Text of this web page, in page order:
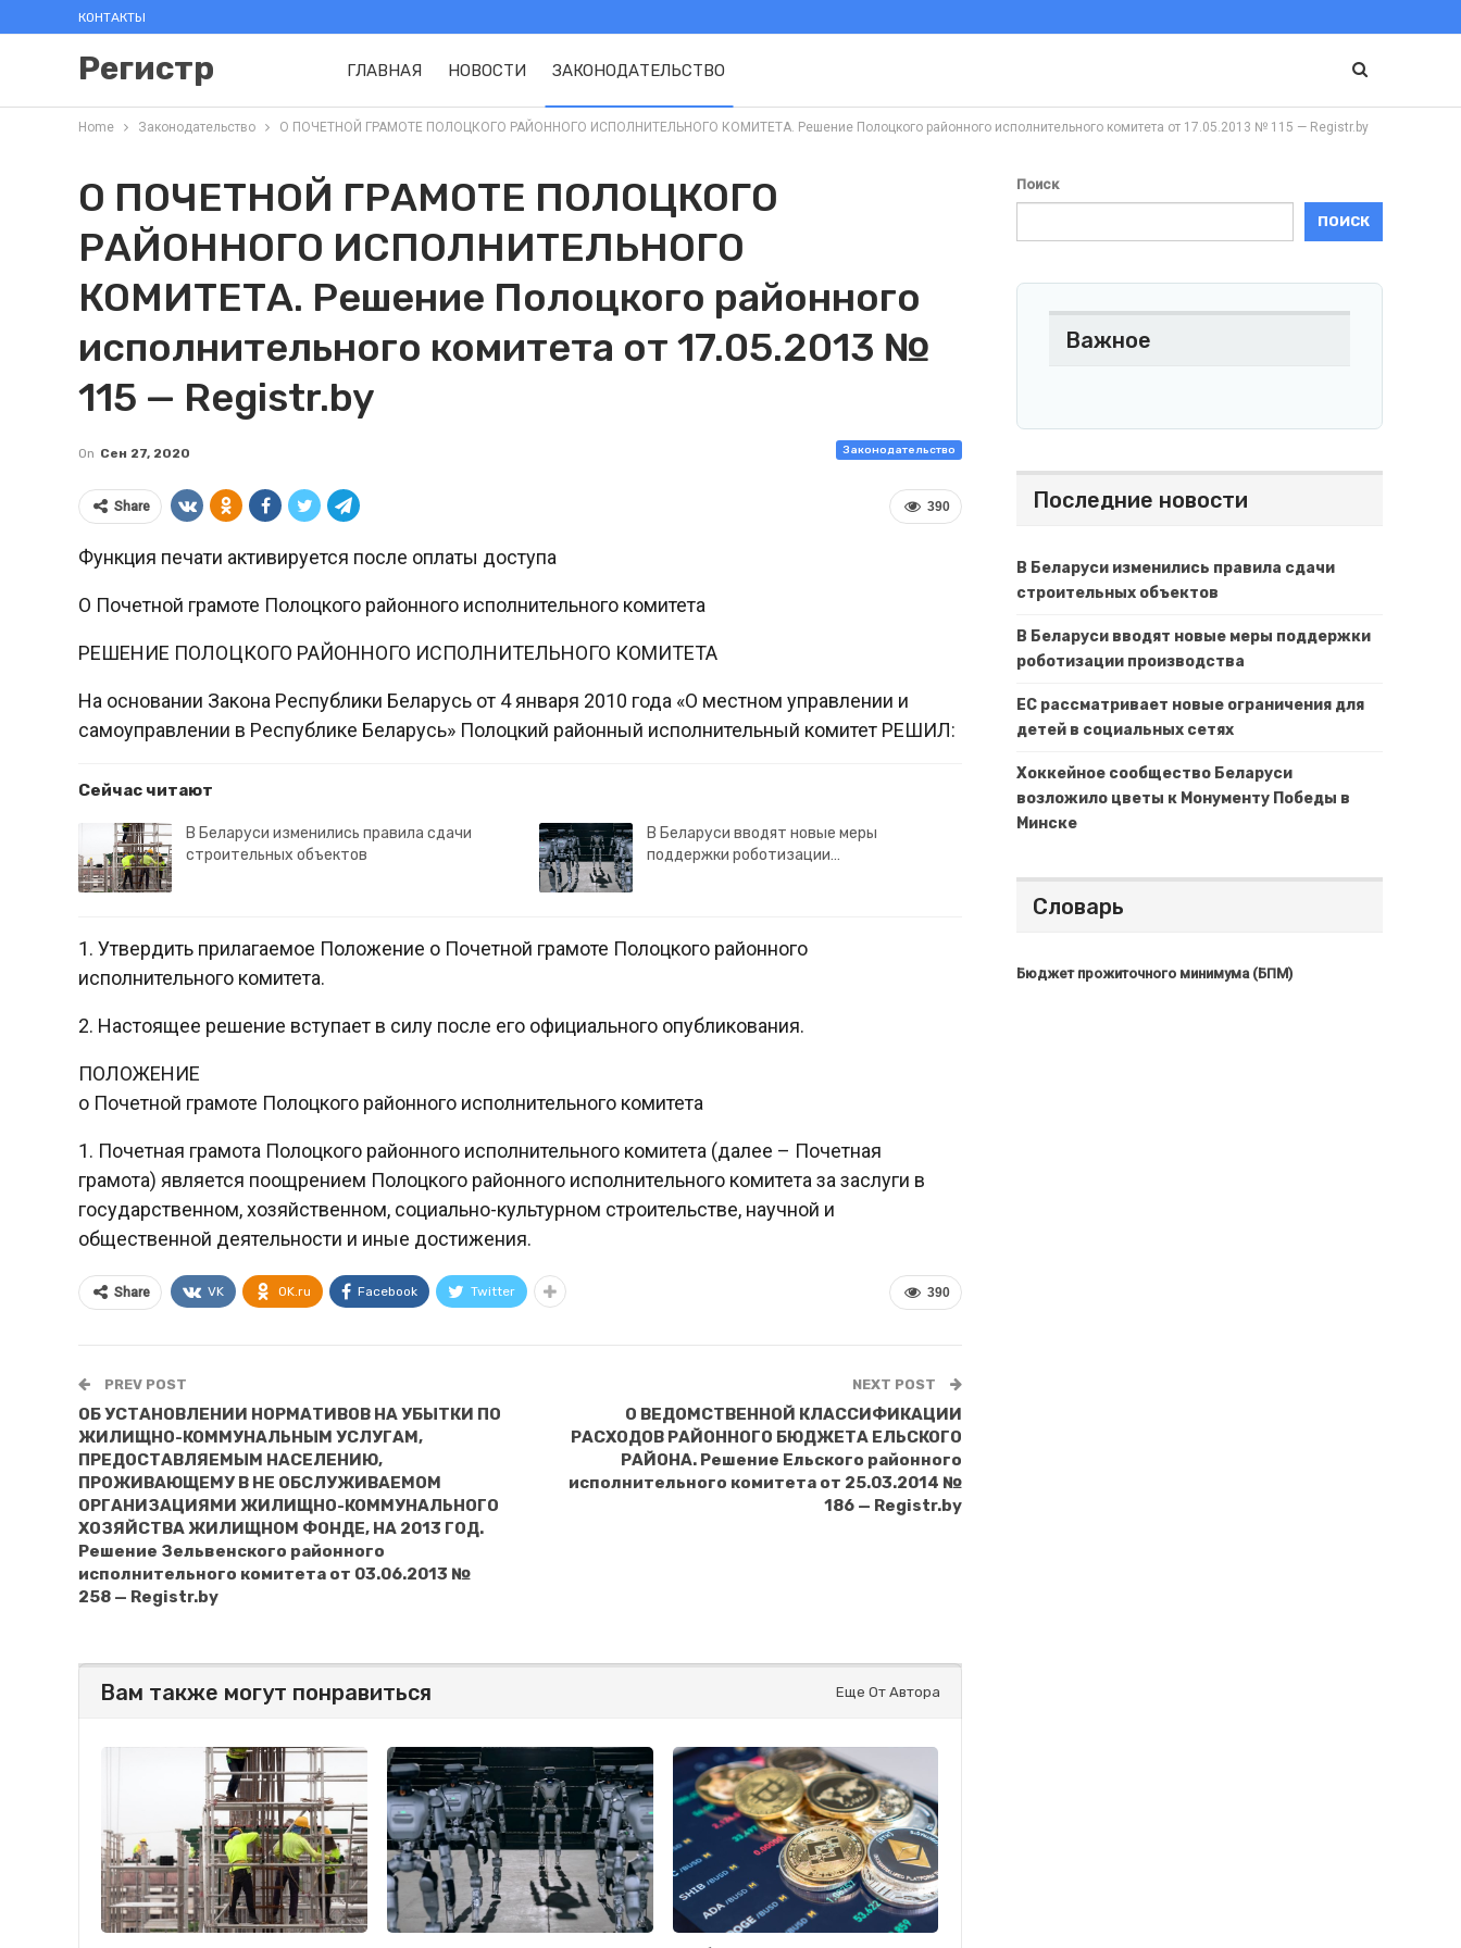
КОНТАКТЫ
Регистр ГЛАВНАЯ НОВОСТИ ЗАКОНОДАТЕЛЬСТВО
Home Законодательство О ПОЧЕТНОЙ ГРАМОТЕ ПОЛОЦКОГО РАЙОННОГО ИСПОЛНИТЕЛЬНОГО КОМИТЕТА. Решение Полоцкого районного исполнительного комитета от 17.05.2013 № 115 — Registr.by
О ПОЧЕТНОЙ ГРАМОТЕ ПОЛОЦКОГО
РАЙОННОГО ИСПОЛНИТЕЛЬНОГО
КОМИТЕТА. Решение Полоцкого районного
исполнительного комитета от 17.05.2013 №
115 — Registr.by
Законодательство
On Сен 27, 2020
390
Share
Функция печати активируется после оплаты доступа
О Почетной грамоте Полоцкого районного исполнительного комитета
РЕШЕНИЕ ПОЛОЦКОГО РАЙОННОГО ИСПОЛНИТЕЛЬНОГО КОМИТЕТА
На основании Закона Республики Беларусь от 4 января 2010 года «О местном управлении и
самоуправлении в Республике Беларусь» Полоцкий районный исполнительный комитет РЕШИЛ:
Сейчас читают
В Беларуси изменились правила сдачи
строительных объектов
В Беларуси вводят новые меры
поддержки роботизации…
1. Утвердить прилагаемое Положение о Почетной грамоте Полоцкого районного
исполнительного комитета.
2. Настоящее решение вступает в силу после его официального опубликования.
ПОЛОЖЕНИЕ
о Почетной грамоте Полоцкого районного исполнительного комитета
1. Почетная грамота Полоцкого районного исполнительного комитета (далее – Почетная
грамота) является поощрением Полоцкого районного исполнительного комитета за заслуги в
государственном, хозяйственном, социально-культурном строительстве, научной и
общественной деятельности и иные достижения.
390
Share VK OK.ru Facebook Twitter
PREV POST
ОБ УСТАНОВЛЕНИИ НОРМАТИВОВ НА УБЫТКИ ПО
ЖИЛИЩНО-КОММУНАЛЬНЫМ УСЛУГАМ,
ПРЕДОСТАВЛЯЕМЫМ НАСЕЛЕНИЮ,
ПРОЖИВАЮЩЕМУ В НЕ ОБСЛУЖИВАЕМОМ
ОРГАНИЗАЦИЯМИ ЖИЛИЩНО-КОММУНАЛЬНОГО
ХОЗЯЙСТВА ЖИЛИЩНОМ ФОНДЕ, НА 2013 ГОД.
Решение Зельвенского районного
исполнительного комитета от 03.06.2013 №
258 — Registr.by
NEXT POST
О ВЕДОМСТВЕННОЙ КЛАССИФИКАЦИИ
РАСХОДОВ РАЙОННОГО БЮДЖЕТА ЕЛЬСКОГО
РАЙОНА. Решение Ельского районного
исполнительного комитета от 25.03.2014 №
186 — Registr.by
Вам также могут понравиться Еще От Автора
Поиск
ПОИСК
Важное
Последние новости
В Беларуси изменились правила сдачи
строительных объектов
В Беларуси вводят новые меры поддержки
роботизации производства
ЕС рассматривает новые ограничения для
детей в социальных сетях
Хоккейное сообщество Беларуси
возложило цветы к Монументу Победы в
Минске
Словарь
Бюджет прожиточного минимума (БПМ)